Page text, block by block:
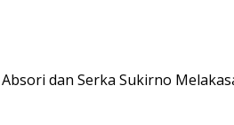
dan Serka Sukirno